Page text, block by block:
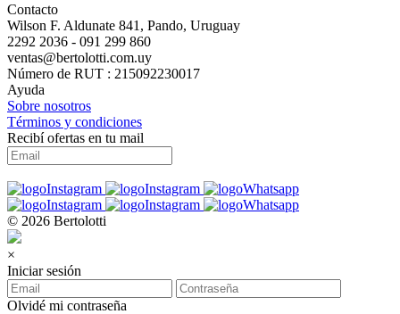
Contacto
Wilson F. Aldunate 841, Pando, Uruguay
2292 2036 - 091 299 860
ventas@bertolotti.com.uy
Número de RUT : 215092230017
Ayuda
Sobre nosotros
Términos y condiciones
Recibí ofertas en tu mail
© 2026 Bertolotti
×
Iniciar sesión
Olvidé mi contraseña